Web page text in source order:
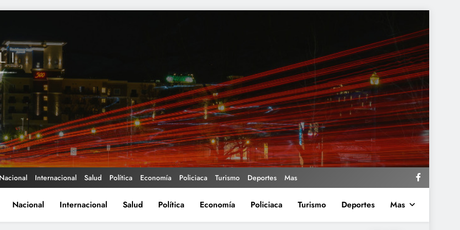
Nacional Internacional Salud Política Economía Policiaca Turismo Deportes Mas
Nacional Internacional Salud Política Economía Policiaca Turismo Deportes Mas